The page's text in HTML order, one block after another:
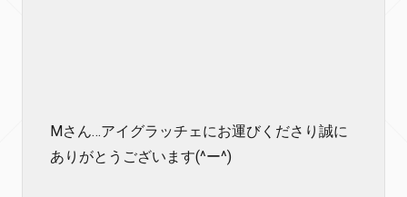
Mさん…アイグラッチェにお運びくださり誠に
ありがとうございます(^ー^)